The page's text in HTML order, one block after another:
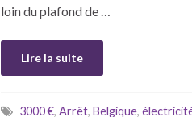
loin du plafond de …
Lire la suite
3000 €, Arrêt, Belgique,